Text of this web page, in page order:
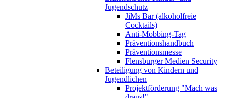
Jugendschutz
JiMs Bar (alkoholfreie
Cocktails)
Anti-Mobbing-Tag
Präventionshandbuch
Präventionsmesse
Flensburger Medien Security
Beteiligung von Kindern und
Jugendlichen
Projektförderung "Mach was